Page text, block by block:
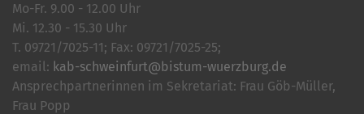
Mo-Fr. 9.00 - 12.00 Uhr
Mi. 12.30 - 15.30 Uhr
T. 09721/7025-11; Fax: 09721/7025-25;
email: kab-schweinfurt@bistum-wuerzburg.de
Ansprechpartnerinnen im Sekretariat: Frau Göb-Müller,
Frau Popp